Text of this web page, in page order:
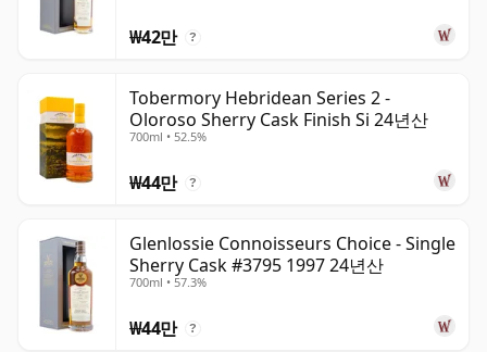
₩42만 ?
Tobermory Hebridean Series 2 -
Oloroso Sherry Cask Finish Si 24년산
700ml • 52.5%
₩44만 ?
Glenlossie Connoisseurs Choice - Single
Sherry Cask #3795 1997 24년산
700ml • 57.3%
₩44만 ?